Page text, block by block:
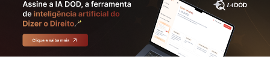
JURISPRUDÊNCIA COMENTADA
INFORMATIVOS COMENTADOS